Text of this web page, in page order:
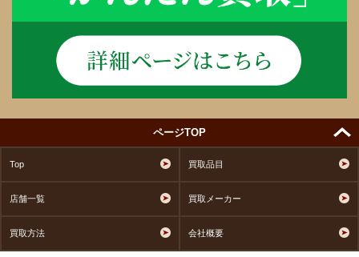
ページTOP
Top 買取品目
店舗一覧 買取メーカー
買取方法 会社概要